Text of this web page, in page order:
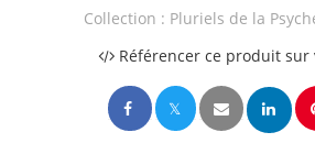
Collection : Pluriels de la
Référencer ce produit sur